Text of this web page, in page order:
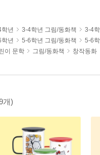
년 3-4학년 그림/동화책
3-4
년 5-6학년 그림/동화책
5-6
이 문학 그림/동화책 창작동화
개)